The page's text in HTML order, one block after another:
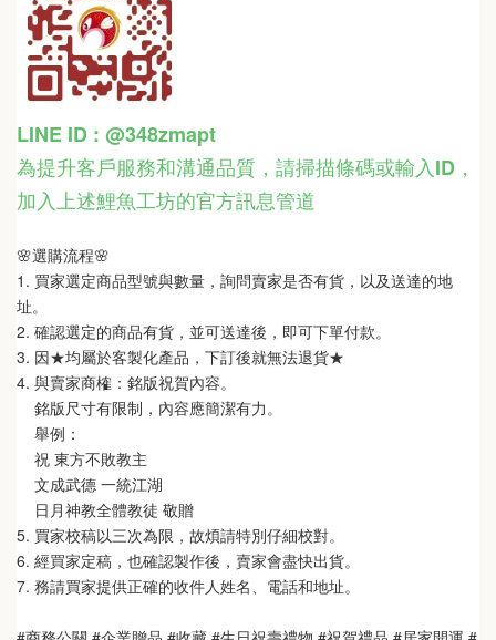
LINE ID : @348zmapt
為提升客戶服務和溝通品質，請掃描條碼或輸入ID ，
加入上述鯉魚工坊的官方訊息管道
🌸選購流程🌸
1. 買家選定商品型號與數量，詢問賣家是否有貨，以及送達的地
址。
2. 確認選定的商品有貨，並可送達後，即可下單付款。
3. 因★均屬於客製化產品，下訂後就無法退貨★
4. 與賣家商榷：銘版祝賀內容。
銘版尺寸有限制，內容應簡潔有力。
舉例：
祝 東方不敗教主
文成武德 一統江湖
日月神教全體教徒 敬贈
5. 買家校稿以三次為限，故煩請特別仔細校對。
6. 經買家定稿，也確認製作後，賣家會盡快出貨。
7. 務請買家提供正確的收件人姓名、電話和地址。